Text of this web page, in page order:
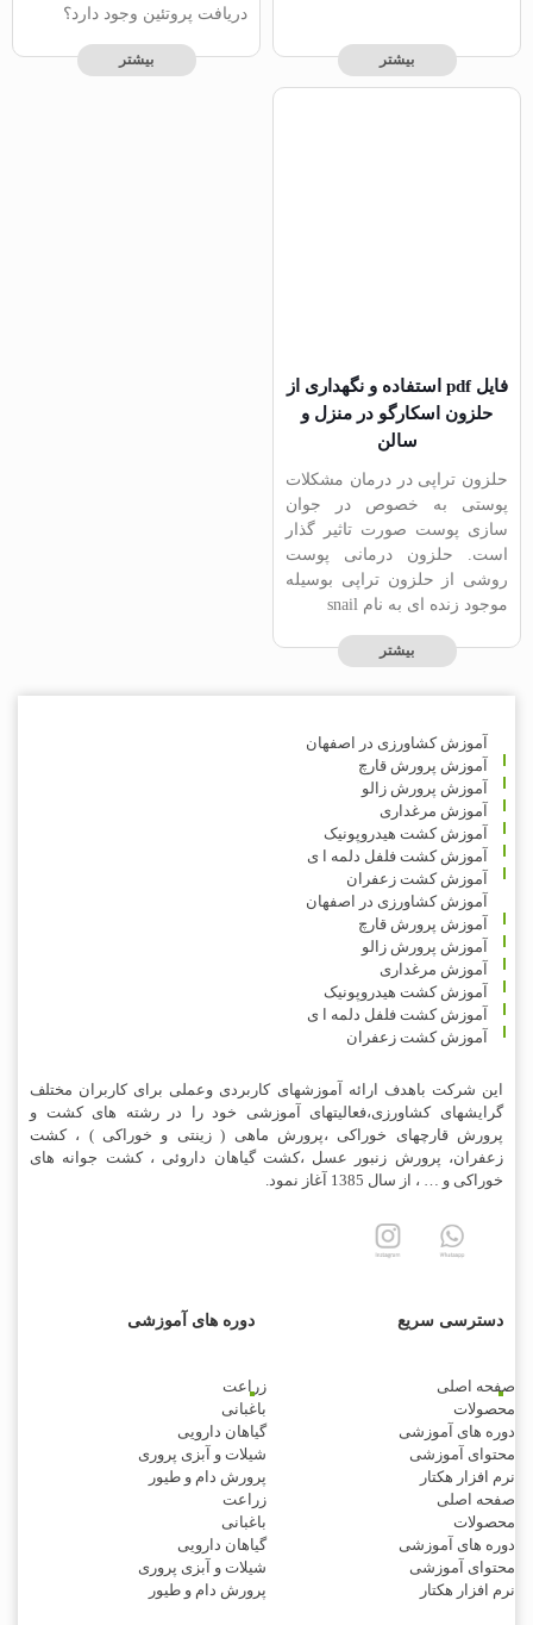
بیشتر
دریافت پروتئین وجود دارد؟
بیشتر
فایل pdf استفاده و نگهداری از
حلزون اسکارگو در منزل و
سالن
حلزون تراپی در درمان مشکلات
پوستی به خصوص در جوان
سازی پوست صورت تاثیر گذار
است. حلزون درمانی پوست
روشی از حلزون تراپی بوسیله
موجود زنده ای به نام snail
بیشتر
آموزش کشاورزی در اصفهان
آموزش پرورش قارچ
آموزش پرورش زالو
آموزش مرغداری
آموزش کشت هیدروپونیک
آموزش کشت فلفل دلمه ا ی
آموزش کشت زعفران
آموزش کشاورزی در اصفهان
آموزش پرورش قارچ
آموزش پرورش زالو
آموزش مرغداری
آموزش کشت هیدروپونیک
آموزش کشت فلفل دلمه ا ی
آموزش کشت زعفران
این شرکت باهدف ارائه آموزشهای کاربردی وعملی برای کاربران مختلف
گرایشهای کشاورزی،فعالیتهای آموزشی خود را در رشته های کشت و
پرورش قارچهای خوراکی ،پرورش ماهی ( زینتی و خوراکی ) ، کشت
زعفران، پرورش زنبور عسل ،کشت گیاهان داروئی ، کشت جوانه های
خوراکی و … ، از سال 1385 آغاز نمود.
دسترسی سریع
صفحه اصلی
محصولات
دوره های آموزشی
محتوای آموزشی
نرم افزار هکتار
صفحه اصلی
محصولات
دوره های آموزشی
محتوای آموزشی
نرم افزار هکتار
دوره های آموزشی
زراعت
باغبانی
گیاهان دارویی
شیلات و آبزی پروری
پرورش دام و طیور
زراعت
باغبانی
گیاهان دارویی
شیلات و آبزی پروری
پرورش دام و طیور